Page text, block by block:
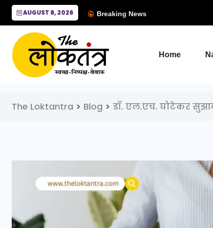
AUGUST 8, 2026 Breaking News
Home
The Loktantra > Blog > डॉ. एल.एच. घोटेकर